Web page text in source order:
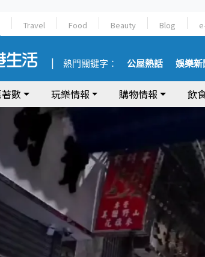
Travel Food Beauty Blog
熱門關鍵字： 公屋熱話 娛樂新
數 玩樂情報 購物情報 飲